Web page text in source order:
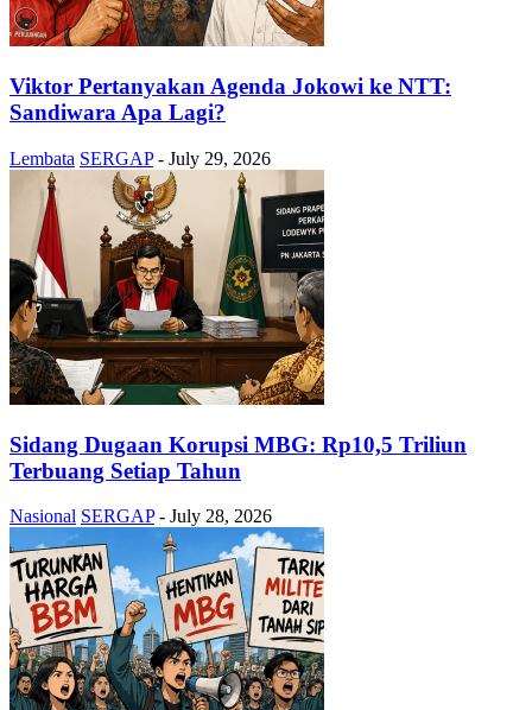
Viktor Pertanyakan Agenda Jokowi ke NTT:
Sandiwara Apa Lagi?
Lembata SERGAP - July 29, 2026
Sidang Dugaan Korupsi MBG: Rp10,5 Triliun
Terbuang Setiap Tahun
Nasional SERGAP - July 28, 2026